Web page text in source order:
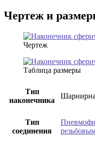
Чертеж и
Чертеж
Таблица размеры
Тип
наконечника
Тип
соединения